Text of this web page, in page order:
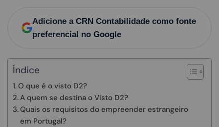
Adicione a CRN Contabilidade como fonte
preferencial no Google
Índice
O que é o visto D2?
A quem se destina o Visto D2?
Quais os requisitos do empreender estrangeiro
em Portugal?